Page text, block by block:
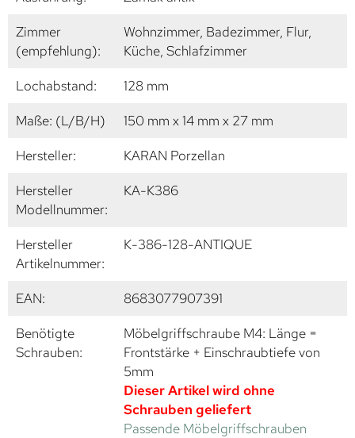
Zimmer
(empfehlung):
Wohnzimmer, Badezimmer, Flur,
Küche, Schlafzimmer
Lochabstand:
128 mm
Maße: (L/B/H)
150 mm x 14 mm x 27 mm
Hersteller:
KARAN Porzellan
Hersteller
Modellnummer:
KA-K386
Hersteller
Artikelnummer:
K-386-128-ANTIQUE
EAN:
8683077907391
Benötigte
Schrauben:
Möbelgriffschraube M4: Länge =
Frontstärke + Einschraubtiefe von
5mm
Dieser Artikel wird ohne
Schrauben geliefert
Passende Möbelgriffschrauben